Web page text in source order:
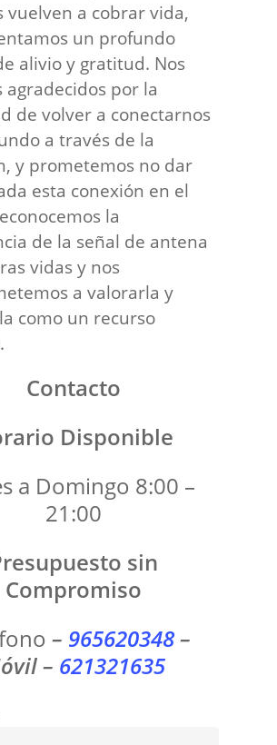
vuelven a cobrar vida,
un profundo
alivio y gratitud. Nos
agradecidos por la
de volver a conectarnos
a través de la
y prometemos no dar
esta conexión en el
la
de la señal de antena
vidas y nos
a valorarla y
como un recurso
Contacto
Disponible
a Domingo 8:00 –
21:00
sin
Compromiso
– 965620348–
– 621321635